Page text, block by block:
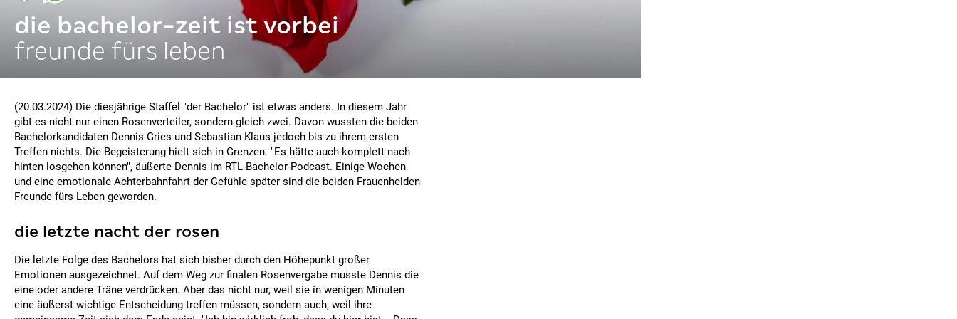
die bachelor-zeit ist vorbei
freunde fürs leben
(20.03.2024) Die diesjährige Staffel "der Bachelor" ist etwas anders. In diesem Jahr
gibt es nicht nur einen Rosenverteiler, sondern gleich zwei. Davon wussten die beiden
Bachelorkandidaten Dennis Gries und Sebastian Klaus jedoch bis zu ihrem ersten
Treffen nichts. Die Begeisterung hielt sich in Grenzen. "Es hätte auch komplett nach
hinten losgehen können", äußerte Dennis im RTL-Bachelor-Podcast. Einige Wochen
und eine emotionale Achterbahnfahrt der Gefühle später sind die beiden Frauenhelden
Freunde fürs Leben geworden.
die letzte nacht der rosen
Die letzte Folge des Bachelors hat sich bisher durch den Höhepunkt großer
Emotionen ausgezeichnet. Auf dem Weg zur finalen Rosenvergabe musste Dennis die
eine oder andere Träne verdrücken. Aber das nicht nur, weil sie in wenigen Minuten
eine äußerst wichtige Entscheidung treffen müssen, sondern auch, weil ihre